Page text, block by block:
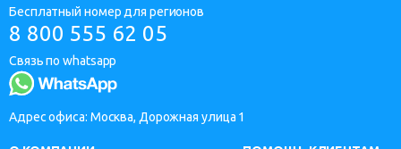
Бесплатный номер для регионов
8 800 555 62 05
Связь по whatsapp
Адрес офиса: Москва, Дорожная улица 1